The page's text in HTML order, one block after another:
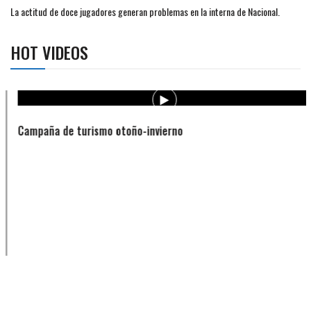
La actitud de doce jugadores generan problemas en la interna de Nacional.
HOT VIDEOS
Campaña de turismo otoño-invierno